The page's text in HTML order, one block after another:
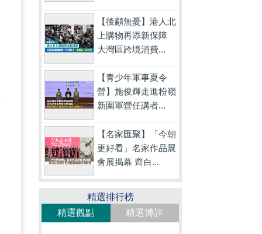
【後顧無憂】港人北
上購物再添新保障
大灣區跨境消費...
【青少年軍事夏令
營】施俊輝走進粉嶺
新圍軍營任講者...
【名家匯聚】「今朝
更好看」名家作品展
會展揭幕 齊白...
精選排行榜
精選觀點
精選博評